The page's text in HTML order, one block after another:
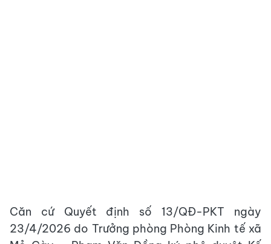
Căn cứ Quyết định số 13/QĐ-PKT ngày
23/4/2026 do Trưởng phòng Phòng Kinh tế xã